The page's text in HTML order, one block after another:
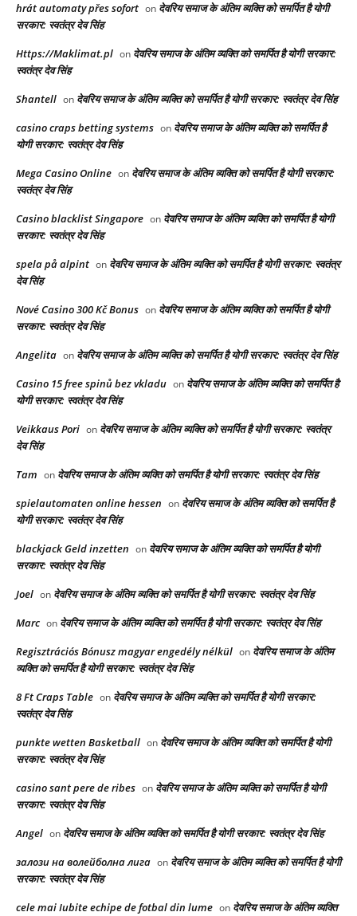
hrát automaty přes sofort on देवरिय समाज के अंतिम व्यक्ति को समर्पित है योगी
सरकार: स्वतंत्र देव सिंह
Https://Maklimat.pl on देवरिय समाज के अंतिम व्यक्ति को समर्पित है योगी सरकार:
स्वतंत्र देव सिंह
Shantell on देवरिय समाज के अंतिम व्यक्ति को समर्पित है योगी सरकार: स्वतंत्र देव सिंह
casino craps betting systems on देवरिय समाज के अंतिम व्यक्ति को समर्पित है
योगी सरकार: स्वतंत्र देव सिंह
Mega Casino Online on देवरिय समाज के अंतिम व्यक्ति को समर्पित है योगी सरकार:
स्वतंत्र देव सिंह
Casino blacklist Singapore on देवरिय समाज के अंतिम व्यक्ति को समर्पित है योगी
सरकार: स्वतंत्र देव सिंह
spela på alpint on देवरिय समाज के अंतिम व्यक्ति को समर्पित है योगी सरकार: स्वतंत्र
देव सिंह
Nové Casino 300 Kč Bonus on देवरिय समाज के अंतिम व्यक्ति को समर्पित है योगी
सरकार: स्वतंत्र देव सिंह
Angelita on देवरिय समाज के अंतिम व्यक्ति को समर्पित है योगी सरकार: स्वतंत्र देव सिंह
Casino 15 free spinů bez vkladu on देवरिय समाज के अंतिम व्यक्ति को समर्पित है
योगी सरकार: स्वतंत्र देव सिंह
Veikkaus Pori on देवरिय समाज के अंतिम व्यक्ति को समर्पित है योगी सरकार: स्वतंत्र
देव सिंह
Tam on देवरिय समाज के अंतिम व्यक्ति को समर्पित है योगी सरकार: स्वतंत्र देव सिंह
spielautomaten online hessen on देवरिय समाज के अंतिम व्यक्ति को समर्पित है
योगी सरकार: स्वतंत्र देव सिंह
blackjack Geld inzetten on देवरिय समाज के अंतिम व्यक्ति को समर्पित है योगी
सरकार: स्वतंत्र देव सिंह
Joel on देवरिय समाज के अंतिम व्यक्ति को समर्पित है योगी सरकार: स्वतंत्र देव सिंह
Marc on देवरिय समाज के अंतिम व्यक्ति को समर्पित है योगी सरकार: स्वतंत्र देव सिंह
Regisztrációs Bónusz magyar engedély nélkül on देवरिय समाज के अंतिम
व्यक्ति को समर्पित है योगी सरकार: स्वतंत्र देव सिंह
8 Ft Craps Table on देवरिय समाज के अंतिम व्यक्ति को समर्पित है योगी सरकार:
स्वतंत्र देव सिंह
punkte wetten Basketball on देवरिय समाज के अंतिम व्यक्ति को समर्पित है योगी
सरकार: स्वतंत्र देव सिंह
casino sant pere de ribes on देवरिय समाज के अंतिम व्यक्ति को समर्पित है योगी
सरकार: स्वतंत्र देव सिंह
Angel on देवरिय समाज के अंतिम व्यक्ति को समर्पित है योगी सरकार: स्वतंत्र देव सिंह
залози на волейболна лига on देवरिय समाज के अंतिम व्यक्ति को समर्पित है योगी
सरकार: स्वतंत्र देव सिंह
cele mai Iubite echipe de fotbal din lume on देवरिय समाज के अंतिम व्यक्ति